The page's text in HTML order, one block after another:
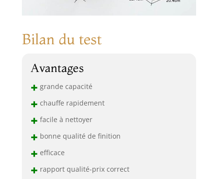
Bilan du test
Avantages
+ grande capacité
+ chauffe rapidement
+ facile à nettoyer
+ bonne qualité de finition
+ efficace
+ rapport qualité-prix correct